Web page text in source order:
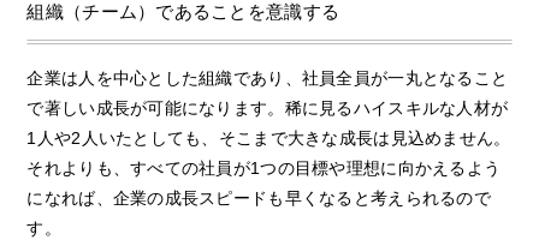
組織（チーム）であることを意識する
企業は人を中心とした組織であり、社員全員が一丸となること
で著しい成長が可能になります。稀に見るハイスキルな人材が
1人や2人いたとしても、そこまで大きな成長は見込めません。
それよりも、すべての社員が1つの目標や理想に向かえるよう
になれば、企業の成長スピードも早くなると考えられるので
す。